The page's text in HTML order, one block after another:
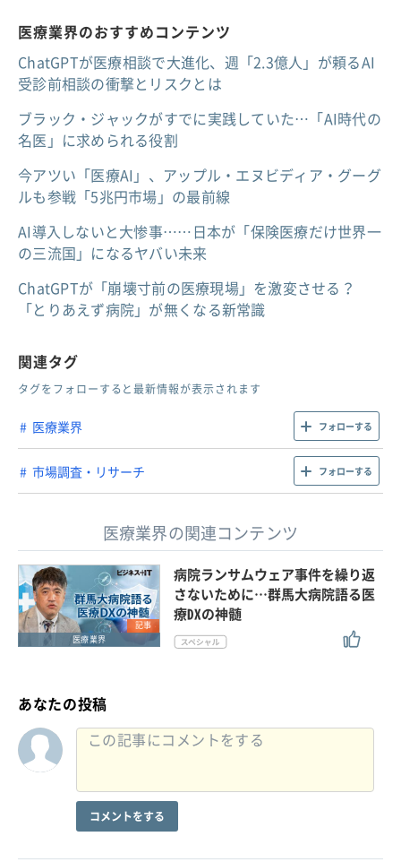
医療業界のおすすめコンテンツ
ChatGPTが医療相談で大進化、週「2.3億人」が頼るAI
受診前相談の衝撃とリスクとは
ブラック・ジャックがすでに実践していた…「AI時代の
名医」に求められる役割
今アツい「医療AI」、アップル・エヌビディア・グーグ
ルも参戦「5兆円市場」の最前線
AI導入しないと大惨事……日本が「保険医療だけ世界一
の三流国」になるヤバい未来
ChatGPTが「崩壊寸前の医療現場」を激変させる？
「とりあえず病院」が無くなる新常識
関連タグ
タグをフォローすると最新情報が表示されます
医療業界 フォローする
市場調査・リサーチ フォローする
医療業界の関連コンテンツ
記事
医療業界
病院ランサムウェア事件を繰り返
さないために…群馬大病院語る医
療DXの神髄
あなたの投稿
コメントをする